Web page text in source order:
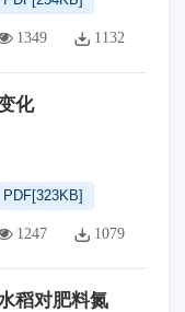
1349 1132
化
PDF[323KB]
1247 1079
稻对肥料氮